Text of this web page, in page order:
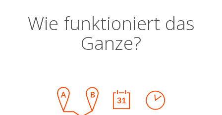
Wie funktioniert das
Ganze?